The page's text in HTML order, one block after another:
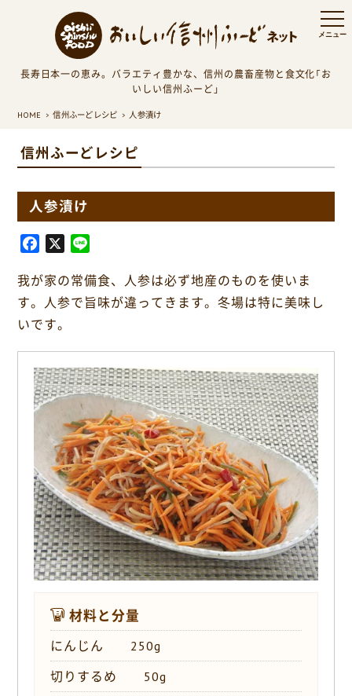
長寿日本一の恵み。バラエティ豊かな、信州の農畜産物と食文化「お
いしい信州ふーど」
HOME 信州ふーどレシピ 人参漬け
信州ふーどレシピ
人参漬け
c
b
o
k
X
n
e
我が家の常備食、人参は必ず地産のものを使いま
す。人参で旨味が違ってきます。冬場は特に美味し
いです。
材料と分量
にんじん 250g
切りするめ 50g